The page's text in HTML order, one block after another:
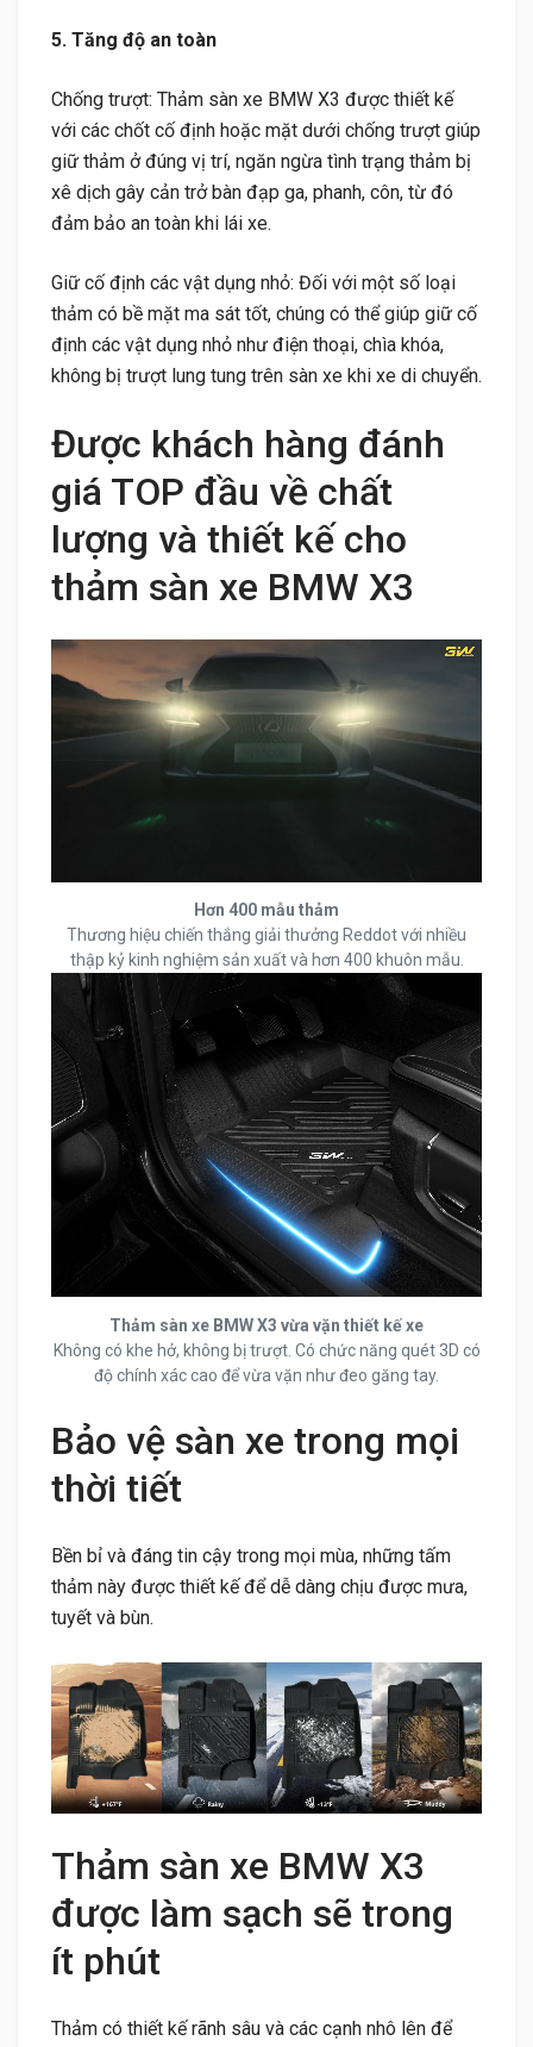
5. Tăng độ an toàn
Chống trượt: Thảm sàn xe BMW X3 được thiết kế
với các chốt cố định hoặc mặt dưới chống trượt giúp
giữ thảm ở đúng vị trí, ngăn ngừa tình trạng thảm bị
xê dịch gây cản trở bàn đạp ga, phanh, côn, từ đó
đảm bảo an toàn khi lái xe.
Giữ cố định các vật dụng nhỏ: Đối với một số loại
thảm có bề mặt ma sát tốt, chúng có thể giúp giữ cố
định các vật dụng nhỏ như điện thoại, chìa khóa,
không bị trượt lung tung trên sàn xe khi xe di chuyển.
Được khách hàng đánh
giá TOP đầu về chất
lượng và thiết kế cho
thảm sàn xe BMW X3
Hơn 400 mẫu thảm
Thương hiệu chiến thắng giải thưởng Reddot với nhiều
thập kỷ kinh nghiệm sản xuất và hơn 400 khuôn mẫu.
Thảm sàn xe BMW X3 vừa vặn thiết kế xe
Không có khe hở, không bị trượt. Có chức năng quét 3D có
độ chính xác cao để vừa vặn như đeo găng tay.
Bảo vệ sàn xe trong mọi
thời tiết
Bền bỉ và đáng tin cậy trong mọi mùa, những tấm
thảm này được thiết kế để dễ dàng chịu được mưa,
tuyết và bùn.
Thảm sàn xe BMW X3
được làm sạch sẽ trong
ít phút
Thảm có thiết kế rãnh sâu và các cạnh nhô lên để